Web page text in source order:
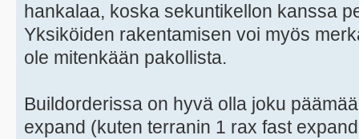
hankalaa, koska sekuntikellon kanssa
Yksiköiden rakentamisen voi myös
ole mitenkään pakollista.
Buildorderissa on hyvä olla joku
expand (kuten terranin 1 rax fast